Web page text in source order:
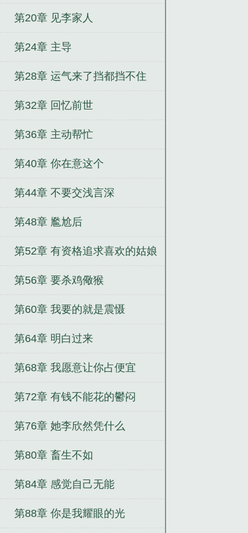
第20章 见李家人
第24章 主导
第28章 运气来了挡都挡不住
第32章 回忆前世
第36章 主动帮忙
第40章 你在意这个
第44章 不要交浅言深
第48章 尷尬后
第52章 有资格追求喜欢的姑娘
第56章 要杀鸡儆猴
第60章 我要的就是震慑
第64章 明白过来
第68章 我愿意让你占便宜
第72章 有钱不能花的鬱闷
第76章 她李欣然凭什么
第80章 畜生不如
第84章 感觉自己无能
第88章 你是我耀眼的光